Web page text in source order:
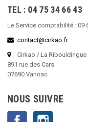
TEL : 04 75 34 66 43
Le Service comptabilité : 09
contact@cirkao.fr
Cirkao / La Ribouldingue
891 rue des Cars
07690 Vanosc
NOUS SUIVRE
Facebook